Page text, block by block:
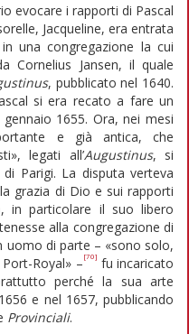
evocare i rapporti di Pascal
Jacqueline, era entrata
una congregazione la cui
Cornelius Jansen, il quale
, pubblicato nel 1640.
si era recato a fare un
1655. Ora, nei mesi
e già antica, che
legati all’Augustinus, si
di Parigi. La disputa verteva
grazia di Dio e sui rapporti
in particolare il suo libero
alla congregazione di
uomo di parte – «sono solo,
Royal» – [70] fu incaricato
perché la sua arte
e nel 1657, pubblicando
Provinciali.